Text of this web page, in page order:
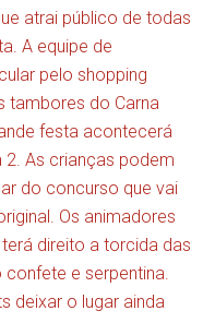
atrai público de todas
A equipe de
pelo shopping
tambores do Carna
festa acontecerá
As crianças podem
do concurso que vai
Os animadores
direito a torcida das
e serpentina.
deixar o lugar ainda